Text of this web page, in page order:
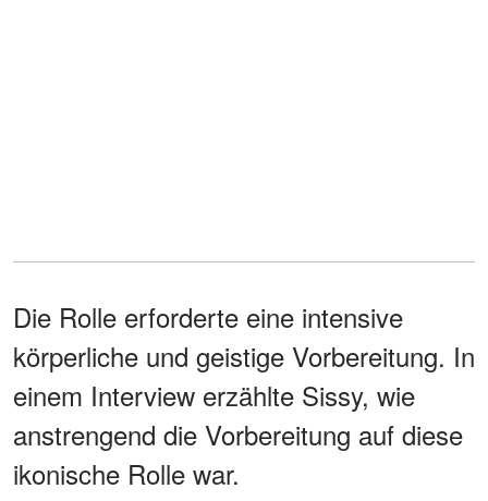
Die Rolle erforderte eine intensive
körperliche und geistige Vorbereitung. In
einem Interview erzählte Sissy, wie
anstrengend die Vorbereitung auf diese
ikonische Rolle war.